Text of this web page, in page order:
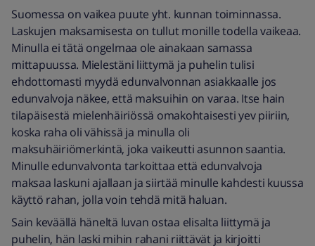
Suomessa on vaikea puute yht. kunnan toiminnassa.
Laskujen maksamisesta on tullut monille todella vaikeaa.
Minulla ei tätä ongelmaa ole ainakaan samassa
mittapuussa. Mielestäni liittymä ja puhelin tulisi
ehdottomasti myydä edunvalvonnan asiakkaalle jos
edunvalvoja näkee, että maksuihin on varaa. Itse hain
tilapäisestä mielenhäiriössä omakohtaisesti yev piiriin,
koska raha oli vähissä ja minulla oli
maksuhäiriömerkintä, joka vaikeutti asunnon saantia.
Minulle edunvalvonta tarkoittaa että edunvalvoja
maksaa laskuni ajallaan ja siirtää minulle kahdesti kuussa
käyttö rahan, jolla voin tehdä mitä haluan.
Sain keväällä häneltä luvan ostaa elisalta liittymä ja
puhelin, hän laski mihin rahani riittävät ja kirjoitti